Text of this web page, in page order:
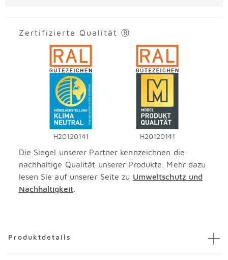
Zertifizierte Qualität Ⓡ
H20120141 H20120141
Die Siegel unserer Partner kennzeichnen die
nachhaltige Qualität unserer Produkte. Mehr dazu
lesen Sie auf unserer Seite zu Umweltschutz und
Nachhaltigkeit.
Produktdetails